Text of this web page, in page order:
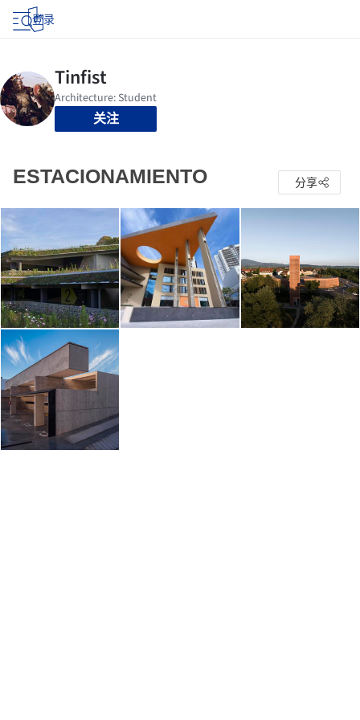
登录
关注
ESTACIONAMIENTO 分享